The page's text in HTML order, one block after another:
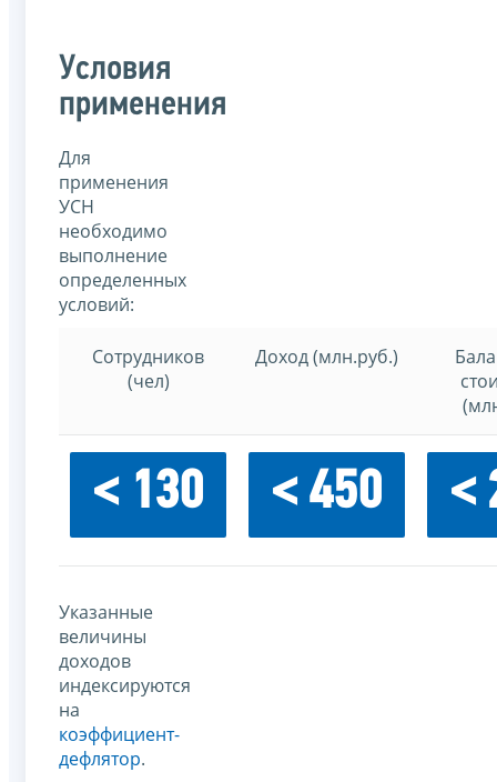
Условия
применения
Для
применения
УСН
необходимо
выполнение
определенных
условий:
Сотрудников
(чел)
Доход (млн.руб.)
< 130 < 450 <
Указанные
величины
доходов
индексируются
на
коэффициент-
дефлятор.